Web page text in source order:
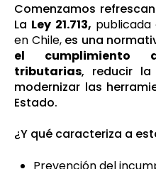
Comenzamos
La Ley 21.713,
en Chile, es una
el cumplimiento
tributarias, reducir
modernizar las
Estado.
¿Y qué caracteriza a
Prevención del